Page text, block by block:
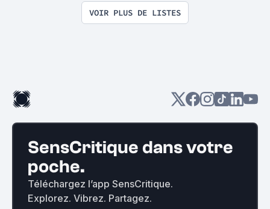
VOIR PLUS DE LISTES
SensCritique dans votre
poche.
Téléchargez l’app SensCritique.
Explorez. Vibrez. Partagez.